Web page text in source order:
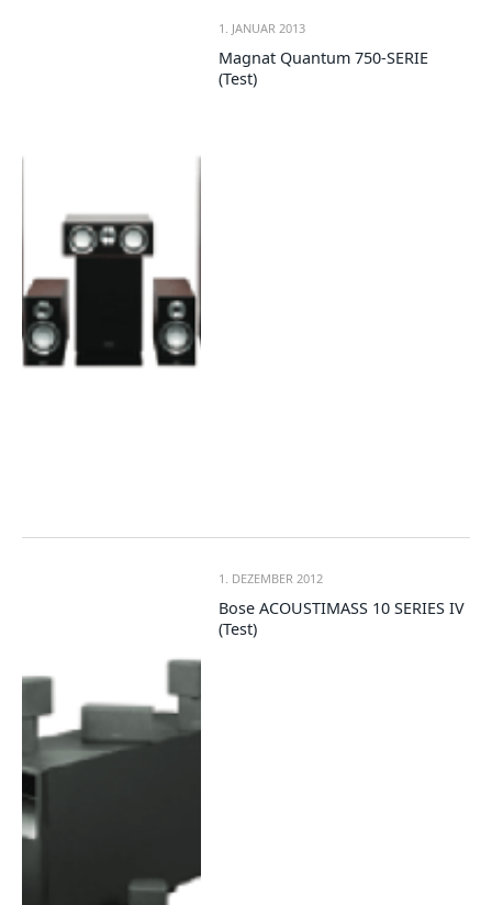
1. JANUAR 2013
Magnat Quantum 750-SERIE
(Test)
1. DEZEMBER 2012
Bose ACOUSTIMASS 10 SERIES IV
(Test)